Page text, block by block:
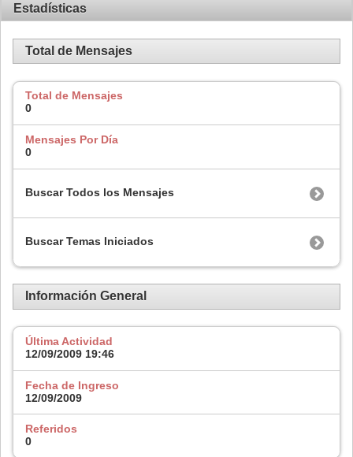
Estadísticas
Total de Mensajes
Total de Mensajes
0
Mensajes Por Día
0
Buscar Todos los Mensajes
Buscar Temas Iniciados
Información General
Última Actividad
12/09/2009 19:46
Fecha de Ingreso
12/09/2009
Referidos
0